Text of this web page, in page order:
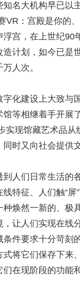
大机构早已以主
VR：宫殿是你的
宫，在上世纪90
计划，如今已是
人次。
建设上大致与国
等相继着手开展
实现馆藏艺术品
时又向社会提供
们日常生活的
特征、人们触“
焕然一新的、极
让人们实现在线
件要求十分苛刻
将它们保存下来
在现阶段的功能